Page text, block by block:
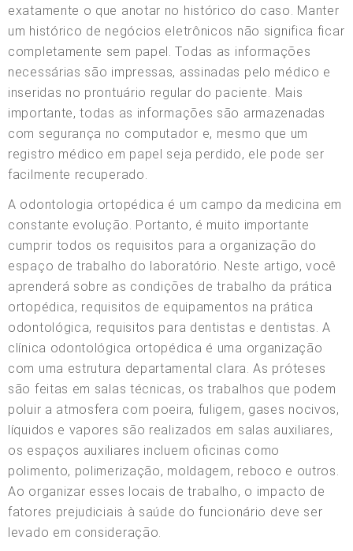
exatamente o que anotar no histórico do caso. Manter
um histórico de negócios eletrônicos não significa ficar
completamente sem papel. Todas as informações
necessárias são impressas, assinadas pelo médico e
inseridas no prontuário regular do paciente. Mais
importante, todas as informações são armazenadas
com segurança no computador e, mesmo que um
registro médico em papel seja perdido, ele pode ser
facilmente recuperado.
A odontologia ortopédica é um campo da medicina em
constante evolução. Portanto, é muito importante
cumprir todos os requisitos para a organização do
espaço de trabalho do laboratório. Neste artigo, você
aprenderá sobre as condições de trabalho da prática
ortopédica, requisitos de equipamentos na prática
odontológica, requisitos para dentistas e dentistas. A
clínica odontológica ortopédica é uma organização
com uma estrutura departamental clara. As próteses
são feitas em salas técnicas, os trabalhos que podem
poluir a atmosfera com poeira, fuligem, gases nocivos,
líquidos e vapores são realizados em salas auxiliares,
os espaços auxiliares incluem oficinas como
polimento, polimerização, moldagem, reboco e outros.
Ao organizar esses locais de trabalho, o impacto de
fatores prejudiciais à saúde do funcionário deve ser
levado em consideração.